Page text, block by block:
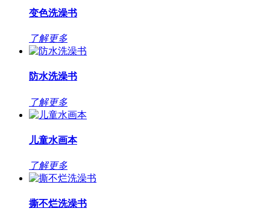
变色洗澡书
了解更多
防水洗澡书
了解更多
儿童水画本
了解更多
撕不烂洗澡书